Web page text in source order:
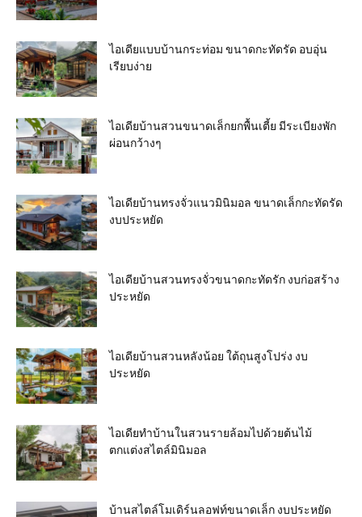
ไอเดียแบบบ้านกระท่อม ขนาดกะทัดรัด อบอุ่น
เรียบง่าย
ไอเดียบ้านสวนขนาดเล็กยกพื้นเตี้ย มีระเบียงพัก
ผ่อนกว้างๆ
ไอเดียบ้านทรงจั่วแนวมินิมอล ขนาดเล็กกะทัดรัด
งบประหยัด
ไอเดียบ้านสวนทรงจั่วขนาดกะทัดรัก งบก่อสร้าง
ประหยัด
ไอเดียบ้านสวนหลังน้อย ใต้ถุนสูงโปร่ง งบ
ประหยัด
ไอเดียทำบ้านในสวนรายล้อมไปด้วยต้นไม้
ตกแต่งสไตล์มินิมอล
บ้านสไตล์โมเดิร์นลอฟท์ขนาดเล็ก งบประหยัด